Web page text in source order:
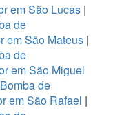
em São Lucas|
de
em São Mateus |
de
em São Miguel
de
em São Rafael |